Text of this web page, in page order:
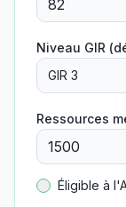
Niveau GIR
GIR 3
Ressources
Éligible à